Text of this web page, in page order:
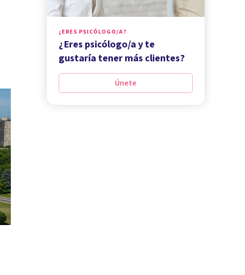
¿ERES PSICÓLOGO/A?
¿Eres psicólogo/a y te
gustaría tener más clientes?
Únete